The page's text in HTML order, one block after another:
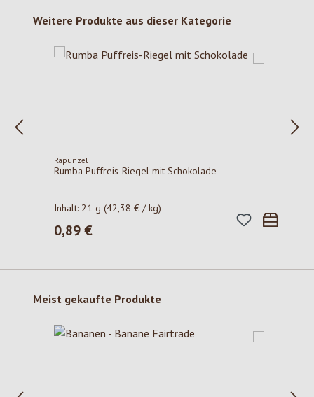
Produktgalerie überspringen
Weitere Produkte aus dieser Kategorie
Rapunzel
Rumba Puffreis-Riegel mit Schokolade
Inhalt:21 g(42,38 € / kg)
Regulärer Preis:
0,89 €
Produktgalerie überspringen
Meist gekaufte Produkte